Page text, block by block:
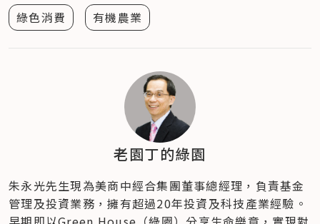
綠色消費 有機農業
老園丁的綠園
朱永光先生現為美商中經合集團董事總經理，負責基金
管理及投資業務，擁有超過20年投資及科技產業經驗。